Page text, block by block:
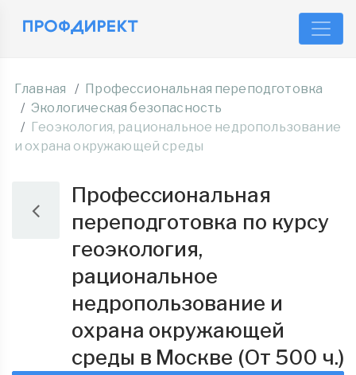
Главная
Профессиональная переподготовка
Экологическая безопасность
Геоэкология, рациональное недропользование
и охрана окружающей среды
Профессиональная
переподготовка по курсу
геоэкология,
рациональное
недропользование и
охрана окружающей
среды в Москве (От 500 ч.)